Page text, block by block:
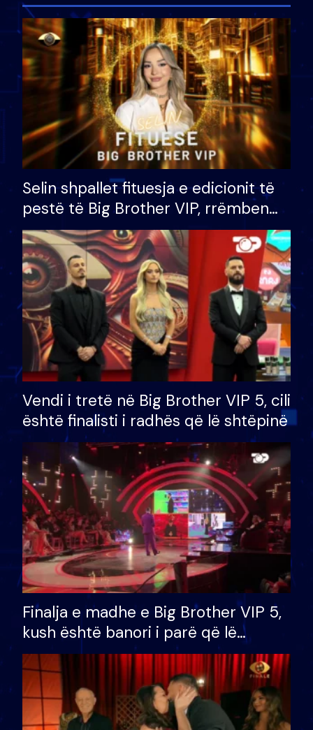
Selin shpallet fituesja e edicionit të
pestë të Big Brother VIP, rrëmben
çmimin e madh prej 100 mijë eurosh
Vendi i tretë në Big Brother VIP 5, cili
është finalisti i radhës që lë shtëpinë
Finalja e madhe e Big Brother VIP 5,
kush është banori i parë që lë
shtëpinë dhe humb mundësinë për
të fituar çmimin e madh